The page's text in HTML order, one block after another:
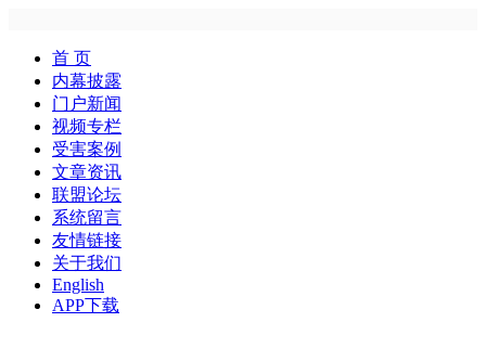
首 页
内幕披露
门户新闻
视频专栏
受害案例
文章资讯
联盟论坛
系统留言
友情链接
关于我们
English
APP下载